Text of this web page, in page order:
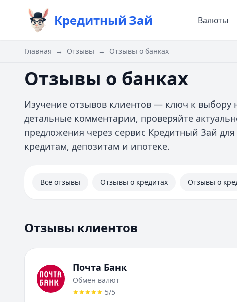
КредитныйЗай Валюты
Главная → Отзывы → Отзывы о банках
Отзывы о банках
Изучение отзывов клиентов — ключ к выбору
детальные комментарии, проверяйте
предложения через сервис Кредитный Зай
кредитам, депозитам и ипотеке.
Все отзывы Отзывы о кредитах Отзывы о
Отзывы клиентов
Почта Банк
Обмен валют
5/5